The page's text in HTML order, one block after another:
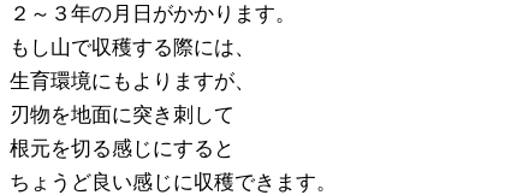
２～３年の月日がかかります。
もし山で収穫する際には、
生育環境にもよりますが、
刃物を地面に突き刺して
根元を切る感じにすると
ちょうど良い感じに収穫できます。